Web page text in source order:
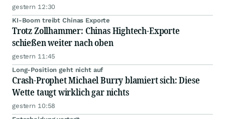
gestern 12:30
KI-Boom treibt Chinas Exporte
Trotz Zollhammer: Chinas Hightech-Exporte
schießen weiter nach oben
gestern 11:45
Long-Position geht nicht auf
Crash-Prophet Michael Burry blamiert sich: Diese
Wette taugt wirklich gar nichts
gestern 10:58